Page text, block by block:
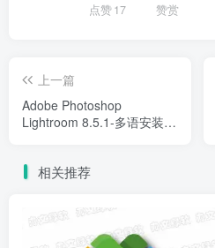
点赞17 赞赏
上一篇
Adobe Photoshop
Lightroom 8.5.1-多语安装版
相关推荐